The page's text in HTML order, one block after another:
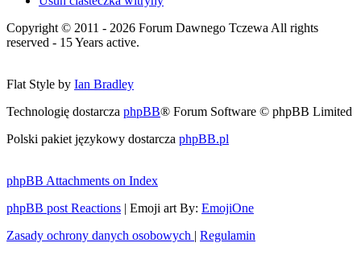
Copyright © 2011 - 2026 Forum Dawnego Tczewa All rights
reserved - 15 Years active.
Flat Style by Ian Bradley
Technologię dostarcza phpBB® Forum Software © phpBB Limited
Polski pakiet językowy dostarcza phpBB.pl
phpBB Attachments on Index
phpBB post Reactions | Emoji art By: EmojiOne
Zasady ochrony danych osobowych | Regulamin